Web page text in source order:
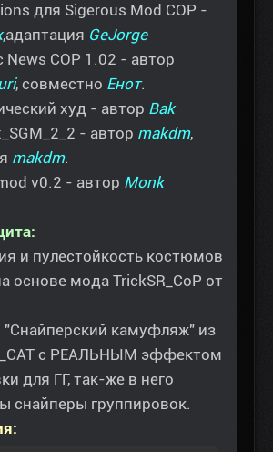
для Sigerous Mod COP -
,адаптация GeJorge
News COP 1.02 - автор
, совместно Енот.
худ - автор Bak
- автор makdm,
makdm.
v0.2 - автор Monk
и пулестойкость костюмов
основе мода TrickSR_CoP от
"Снайперский камуфляж" из
с РЕАЛЬНЫМ эффектом
для ГГ, так-же в него
снайперы группировок.